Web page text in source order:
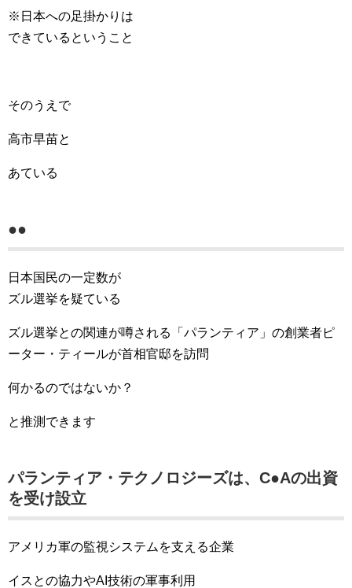
※日本への足掛かりは
できているということ
そのうえで
高市早苗と
あている
●●
日本国民の一定数が
ズル選挙を疑ている
ズル選挙との関連が噂される「パランティア」の創業者ピ
ーター・ティールが首相官邸を訪問
何かるのではないか？
と推測できます
パランティア・テクノロジーズは、C●Aの出資
を受け設立
アメリカ軍の監視システムを支える企業
イスとの協力やAI技術の軍事利用